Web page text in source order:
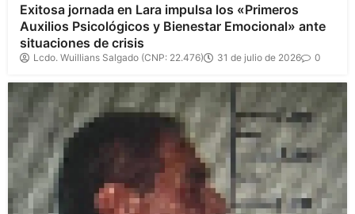
Exitosa jornada en Lara impulsa los «Primeros
Auxilios Psicológicos y Bienestar Emocional» ante
situaciones de crisis
Lcdo. Wuillians Salgado (CNP: 22.476) 31 de julio de 2026 0